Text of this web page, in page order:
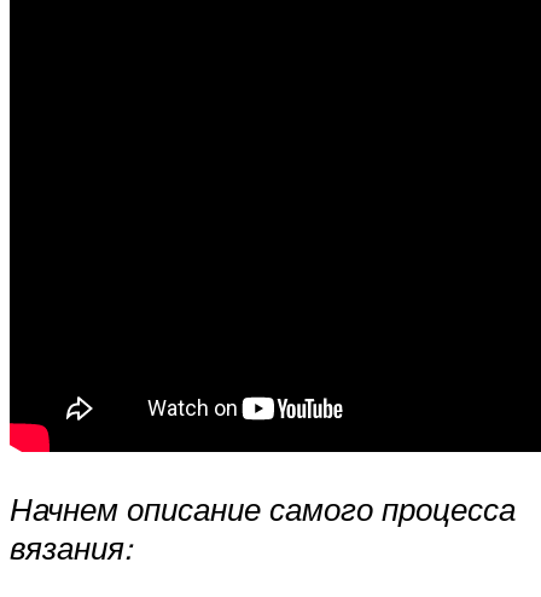
Начнем описание самого процесса
вязания: